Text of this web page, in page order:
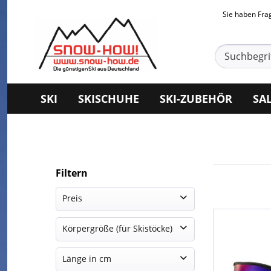
Sie haben
SKI SKISCHUHE SKI-ZUBEHÖR
Filtern
Preis
CHF 84.61
Körpergröße (für Skistöcke)
170
Länge in cm